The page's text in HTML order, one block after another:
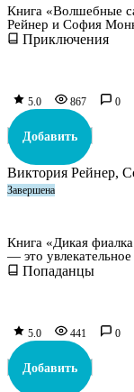
Книга «Волшебные
Рейнер и София
Приключения
5.0 867 0
Добавить
Виктория Рейнер,
Завершена
Книга «Дикая
— это
Попаданцы
5.0 441 0
Добавить